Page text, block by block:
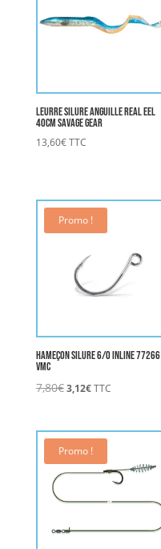
Leurre Silure Anguille Real EEL
40cm SAVAGE GEAR
13,60€TTC
Promo !
Hameçon Silure 6/0 Inline 77266
VMC
7,80€ Le
était :
7,80€.
3,12€Le
est :
3,12€.
TTC
Promo !